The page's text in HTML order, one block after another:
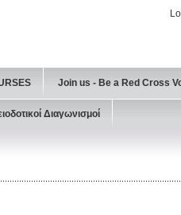
Join us - Be a Red Cross
Διαγωνισμοί